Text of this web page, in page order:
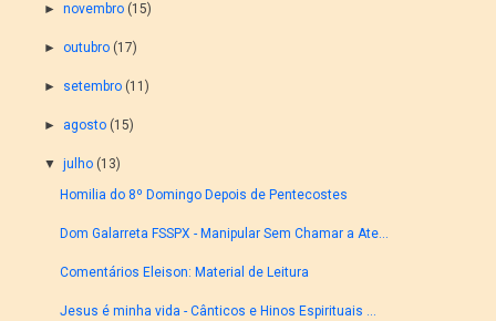
► novembro (15)
► outubro (17)
► setembro (11)
► agosto (15)
▼ julho (13)
Homilia do 8º Domingo Depois de Pentecostes
Dom Galarreta FSSPX - Manipular Sem Chamar a Ate...
Comentários Eleison: Material de Leitura
Jesus é minha vida - Cânticos e Hinos Espirituais ...